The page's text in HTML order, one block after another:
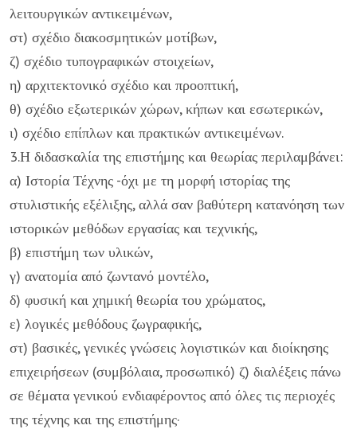
λειτουργικών αντικειμένων,
στ) σχέδιο διακοσμητικών μοτίβων,
ζ) σχέδιο τυπογραφικών στοιχείων,
η) αρχιτεκτονικό σχέδιο και προοπτική,
θ) σχέδιο εξωτερικών χώρων, κήπων και εσωτερικών,
ι) σχέδιο επίπλων και πρακτικών αντικειμένων.
3.Η διδασκαλία της επιστήμης και θεωρίας περιλαμβάνει:
α) Ιστορία Τέχνης -όχι με τη μορφή ιστορίας της
στυλιστικής εξέλιξης, αλλά σαν βαθύτερη κατανόηση των
ιστορικών μεθόδων εργασίας και τεχνικής,
β) επιστήμη των υλικών,
γ) ανατομία από ζωντανό μοντέλο,
δ) φυσική και χημική θεωρία του χρώματος,
ε) λογικές μεθόδους ζωγραφικής,
στ) βασικές, γενικές γνώσεις λογιστικών και διοίκησης
επιχειρήσεων (συμβόλαια, προσωπικό) ζ) διαλέξεις πάνω
σε θέματα γενικού ενδιαφέροντος από όλες τις περιοχές
της τέχνης και της επιστήμης·